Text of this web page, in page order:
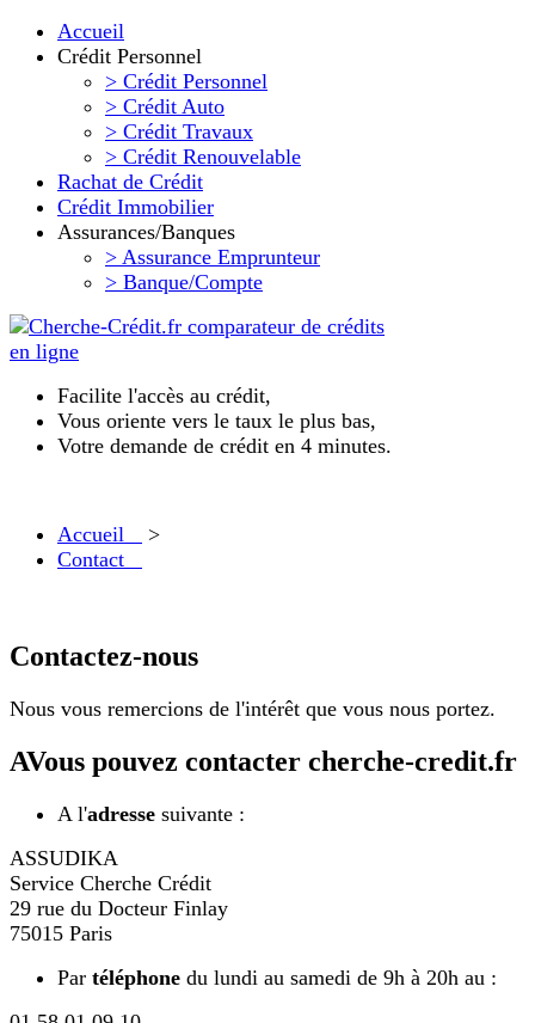
Accueil
Crédit Personnel
> Crédit Personnel
> Crédit Auto
> Crédit Travaux
> Crédit Renouvelable
Rachat de Crédit
Crédit Immobilier
Assurances/Banques
> Assurance Emprunteur
> Banque/Compte
Facilite l'accès au crédit,
Vous oriente vers le taux le plus bas,
Votre demande de crédit en 4 minutes.
Accueil
>
Contact
Contactez-nous
Nous vous remercions de l'intérêt que vous nous portez.
AVous pouvez contacter cherche-credit.fr
A l'adresse suivante :
ASSUDIKA
Service Cherche Crédit
29 rue du Docteur Finlay
75015 Paris
Par téléphone du lundi au samedi de 9h à 20h au :